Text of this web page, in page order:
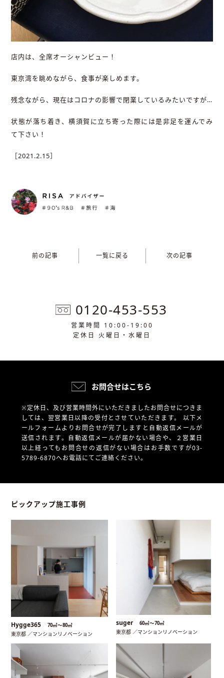
店内は、全席オーシャンビュー！
東京湾を眺めながら、食事が楽しめます。
残念ながら、現在はコロナの影響で閉業しているみたいですが…
状態が落ち着き、横須賀に立ち寄った際には是非足を運んでみ
て下さい！
［2021.2.15］
前の記事 一覧に戻る 次の記事
0120-453-553
営業時間 10:00-19:00
定休日 火曜日・水曜日
お問合せはこちら
※定休日、及び営業時間外にいただきましたお問合せにつきま
しては、翌営業日以降の受付とさせていただきます。 以下メ
ールフォームよりお問合せが完了しますと自動返信メールが
送信されます。自動返信メールが届かない場合や、
２営業日
以上経ってもお問合せの返信がない場合はお手数ですが03-
5789-6870へお電話にてご連絡ください。
ピックアップ施工事例
Hygge365 70㎡〜80㎡
東京都 ／マンションリノベーション
suger 60㎡〜70㎡
東京都 ／マンションリノベーション